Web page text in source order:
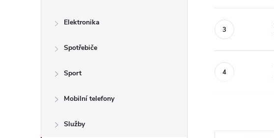
Elektronika
Spotřebiče
Sport
Mobilní telefony
Služby